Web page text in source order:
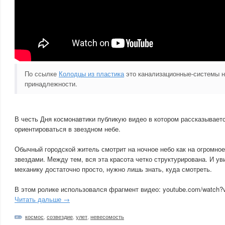
По ссылке Колодцы из пластикаэто канализационные-системы
принадлежности.
В честь Дня космонавтики публикую видео в котором
ориентироваться в звездном небе.
Обычный городской житель смотрит на ночное небо как на
звездами. Между тем, вся эта красота четко структурирована. И
механику достаточно просто, нужно лишь знать, куда смотреть.
В этом ролике использовался фрагмент видео: youtube.com/
Читать дальше →
космос созвездие улет невесомость